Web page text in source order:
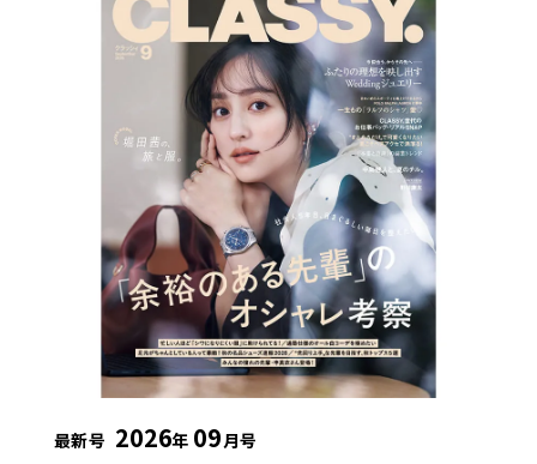
最新号 2026年 09月号